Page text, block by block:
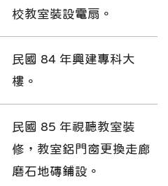
校教室裝設電扇。
民國 84 年興建專科大
樓。
民國 85 年視聽教室裝
修，教室鋁門窗更換走廊
磨石地磚鋪設。